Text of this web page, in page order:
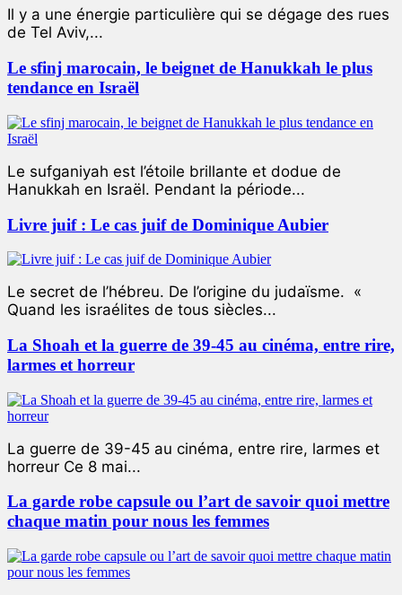
Il y a une énergie particulière qui se dégage des rues
de Tel Aviv,...
Le sfinj marocain, le beignet de Hanukkah le plus
tendance en Israël
Le sufganiyah est l’étoile brillante et dodue de
Hanukkah en Israël. Pendant la période...
Livre juif : Le cas juif de Dominique Aubier
Le secret de l’hébreu. De l’origine du judaïsme. «
Quand les israélites de tous siècles...
La Shoah et la guerre de 39-45 au cinéma, entre rire,
larmes et horreur
La guerre de 39-45 au cinéma, entre rire, larmes et
horreur Ce 8 mai...
La garde robe capsule ou l’art de savoir quoi mettre
chaque matin pour nous les femmes